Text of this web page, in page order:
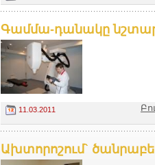
Գամմա-դանակը
11.03.2011
Ախտորոշում`